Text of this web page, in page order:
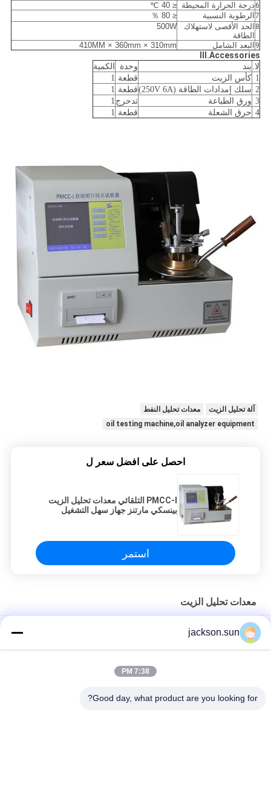
6 درجة الحرارة المحيطة ≤ 40 ℃
7 الرطوبة النسبية ≤ 80 ％
8 الحد الأقصى لاستهلاك
الطاقة
500W
9 البعد الشامل 410MM × 360mm × 310mm
III.Accessories
لا. بند وحدة
الكمية
1 كأس الزيت قطعة 1
2 سلك إمدادات الطاقة (250V 6A) قطعة 1
3 ورق الطباعة تدحرج 1
4 حرق الشعلة قطعة 1
آلة تحليل الزيت
معدات تحليل النفط
oil testing machine,oil analyzer equipment
احصل على افضل سعر ل
PMCC-I التلقائي معدات تحليل الزيت
بينسكي مارتنز جهاز سهل التشغيل
استمر
معدات تحليل الزيت
ASTM D1266 تحليل الزيت معدات البنزين والكيروسين محتوى
الكبريت تستر طريقة المصباح
jackson.sun
7:38 PM
Good day, what product are you looking for?